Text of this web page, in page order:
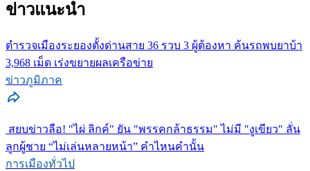
ข่าวแนะนำ
ตำรวจเมืองระยองตั้งด่านสาย 36 รวบ 3 ผู้ต้องหา ค้นรถพบยาบ้า
3,968 เม็ด เร่งขยายผลเครือข่าย
ข่าวภูมิภาค
สยบข่าวลือ! "ไผ่ ลิกค์" ยัน "พรรคกล้าธรรม" ไม่มี "งูเขียว" ลั่น
ลูกผู้ชาย “ไม่เล่นหลายหน้า” คำไหนคำนั้น
การเมืองทั่วไป